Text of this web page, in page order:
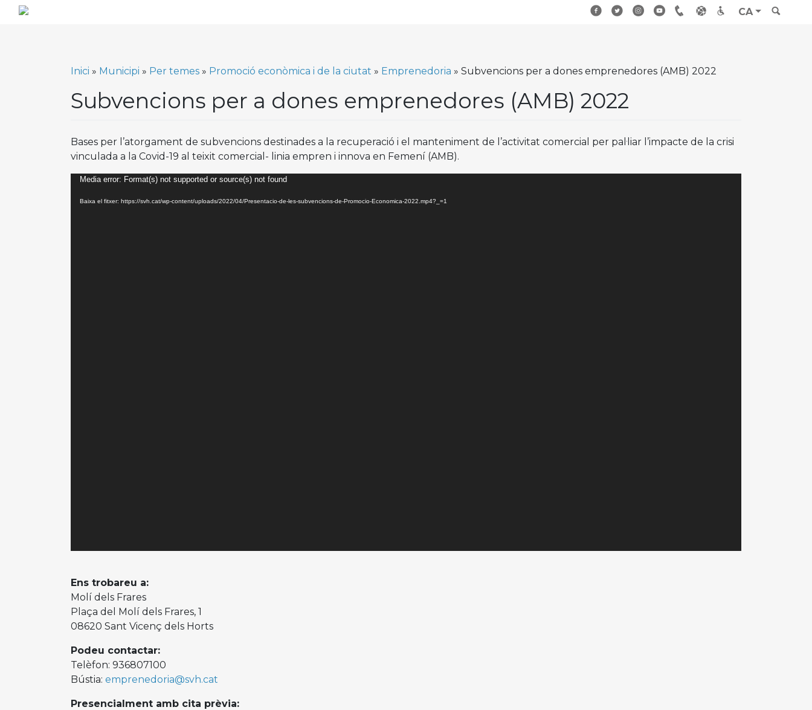
Skip
CA
Inici » Municipi » Per temes » Promoció econòmica i de la ciutat » Emprenedoria » Subvencions per a dones emprenedores (AMB) 2022
Subvencions per a dones emprenedores (AMB) 2022
Bases per l’atorgament de subvencions destinades a la recuperació i el manteniment de l’activitat comercial per pal·liar l’impacte de la crisi
vinculada a la Covid-19 al teixit comercial- linia empren i innova en Femení (AMB).
Reproductor
Media error: Format(s) not supported or source(s) not found
Baixa el fitxer: https://svh.cat/wp-content/uploads/2022/04/Presentacio-de-les-subvencions-de-Promocio-Economica-2022.mp4?_=1
Ens trobareu a:
Molí dels Frares
Plaça del Molí dels Frares, 1
08620 Sant Vicenç dels Horts
Podeu contactar:
Telèfon: 936807100
Bústia: emprenedoria@svh.cat
Presencialment amb cita prèvia: